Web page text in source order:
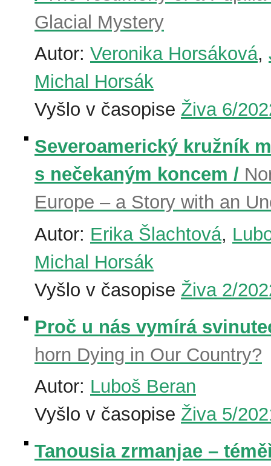
Glacial Mystery
Autor: Veronika Horsáková,
Michal Horsák
Vyšlo v časopise Živa 6/
Severoamerický kružník
s nečekaným koncem /
Europe – a Story with an
Autor: Erika Šlachtová,
Michal Horsák
Vyšlo v časopise Živa 2/
Proč u nás vymírá
horn Dying in Our Country?
Autor: Luboš Beran
Vyšlo v časopise Živa 5/
Tanousia zrmanjae –